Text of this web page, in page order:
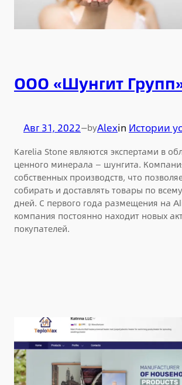
ООО «Шунгит
Авг 31, 2022—byAlexin Истории
Karelia Stone являются экспертами в
ценного минерала — шунгита.
собственных производств, что
собирать и доставлять товары по
дней. С первого года размещения на
компания постоянно находит новых
покупателей.